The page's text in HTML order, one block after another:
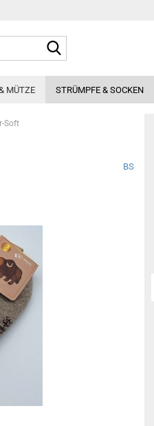
MÜTZE STRÜMPFE & SOCKEN
Soft
BS